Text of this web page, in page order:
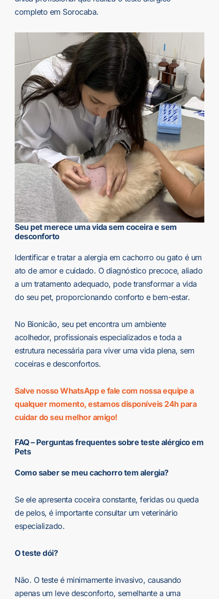
completo em Sorocaba.
Seu pet merece uma vida sem coceira e sem
desconforto
Identificar e tratar a alergia em cachorro ou gato é um
ato de amor e cuidado. O diagnóstico precoce, aliado
a um tratamento adequado, pode transformar a vida
do seu pet, proporcionando conforto e bem-estar.
No Bionicão, seu pet encontra um ambiente
acolhedor, profissionais especializados e toda a
estrutura necessária para viver uma vida plena, sem
coceiras e desconfortos.
Salve nosso WhatsApp e fale com nossa equipe a
qualquer momento, estamos disponíveis 24h para
cuidar do seu melhor amigo!
FAQ – Perguntas frequentes sobre teste alérgico em
Pets
Como saber se meu cachorro tem alergia?
Se ele apresenta coceira constante, feridas ou queda
de pelos, é importante consultar um veterinário
especializado.
O teste dói?
Não. O teste é minimamente invasivo, causando
apenas um leve desconforto, semelhante a uma